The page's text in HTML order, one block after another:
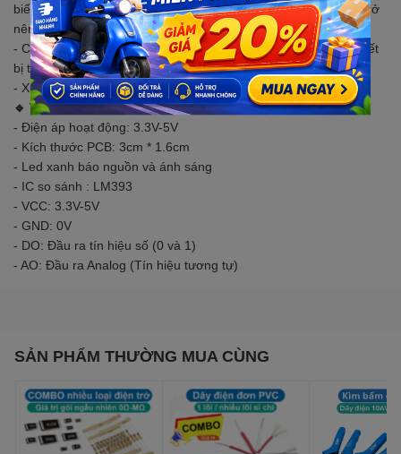
biến trở so sánh mức tín hiệu giúp cho việc nhận biết tín hiệu trở
nên dễ dàng.
- Cảm biến ánh sáng này thường dùng để nhận biết, bật tắt thiết
bị theo cường độ ánh sáng môi trường.
- Xuất tín hiệu Digital rất dễ sử dụng.
🔹 THÔNG SỐ KỸ THUẬT:
- Điện áp hoạt động: 3.3V-5V
- Kích thước PCB: 3cm * 1.6cm
- Led xanh báo nguồn và ánh sáng
- IC so sánh : LM393
- VCC: 3.3V-5V
- GND: 0V
- DO: Đầu ra tín hiệu số (0 và 1)
- AO: Đầu ra Analog (Tín hiệu tương tự)
SẢN PHẨM THƯỜNG MUA CÙNG